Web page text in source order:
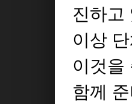
진하고
이상
이것을
함께